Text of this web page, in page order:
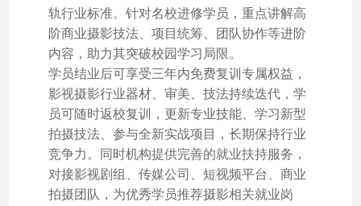
轨行业标准。针对名校进修学员，重点讲解高
阶商业摄影技法、项目统筹、团队协作等进阶
内容，助力其突破校园学习局限。
学员结业后可享受三年内免费复训专属权益，
影视摄影行业器材、审美、技法持续迭代，学
员可随时返校复训，更新专业技能、学习新型
拍摄技法、参与全新实战项目，长期保持行业
竞争力。同时机构提供完善的就业扶持服务，
对接影视剧组、传媒公司、短视频平台、商业
拍摄团队，为优秀学员推荐摄影相关就业岗